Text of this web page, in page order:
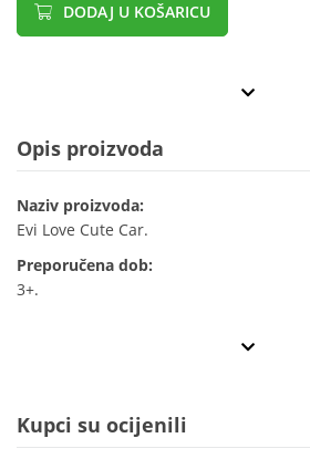
DODAJ U KOŠARICU
Opis proizvoda
Naziv proizvoda:
Evi Love Cute Car.
Preporučena dob:
3+.
Kupci su ocijenili